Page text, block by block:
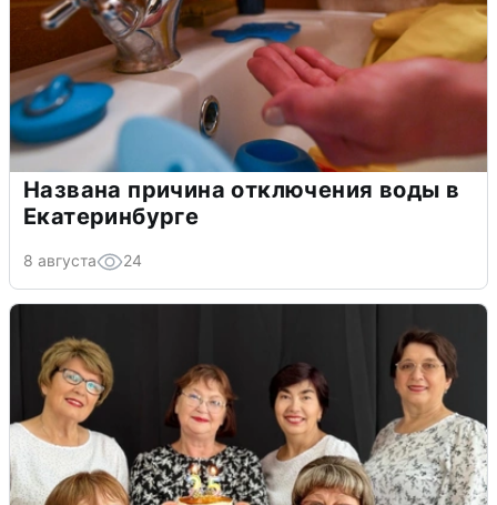
Названа причина отключения воды в
Екатеринбурге
8 августа 24